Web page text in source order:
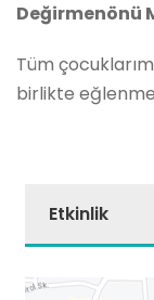
Değirmenönü
Tüm
birlikte
Etkinlik